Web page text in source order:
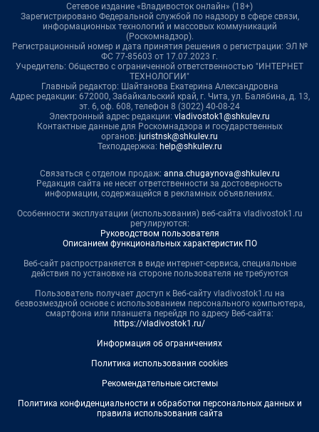
Сетевое издание «Владивосток онлайн» (18+)
Зарегистрировано Федеральной службой по надзору в сфере связи,
информационных технологий и массовых коммуникаций
(Роскомнадзор).
Регистрационный номер и дата принятия решения о регистрации: ЭЛ №
ФС 77-85603 от 17.07.2023 г.
Учредитель: Общество с ограниченной ответственностью "ИНТЕРНЕТ
ТЕХНОЛОГИИ"
Главный редактор: Шайтанова Екатерина Александровна
Адрес редакции: 672000, Забайкальский край, г. Чита, ул. Балябина, д. 13,
эт. 6, оф. 608, телефон 8 (3022) 40-08-24
Электронный адрес редакции: vladivostok1@shkulev.ru
Контактные данные для Роскомнадзора и государственных
органов: juristnsk@shkulev.ru
Техподдержка: help@shkulev.ru
Связаться с отделом продаж: anna.chugaynova@shkulev.ru
Редакция сайта не несет ответственности за достоверность
информации, содержащейся в рекламных объявлениях.
Особенности эксплуатации (использования) веб-сайта vladivostok1.ru
регулируются:
Руководством пользователя
Описанием функциональных характеристик ПО
Веб-сайт распространяется в виде интернет-сервиса, специальные
действия по установке на стороне пользователя не требуются
Пользователь получает доступ к Веб-сайту vladivostok1.ru на
безвозмездной основе с использованием персонального компьютера,
смартфона или планшета перейдя по адресу Веб-сайта:
https://vladivostok1.ru/
Информация об ограничениях
Политика использования cookies
Рекомендательные системы
Политика конфиденциальности и обработки персональных данных и
правила использования сайта